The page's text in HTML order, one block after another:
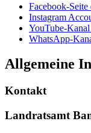
Facebook-
Instagram
YouTube-
WhatsApp-
Allgemeine
Kontakt
Landratsamt